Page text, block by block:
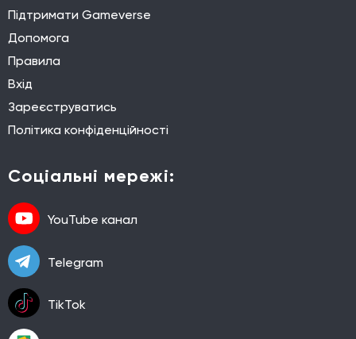
Підтримати Gameverse
Допомога
Правила
Вхід
Зареєструватись
Політика конфіденційності
Соціальні мережі:
YouTube канал
Telegram
TikTok